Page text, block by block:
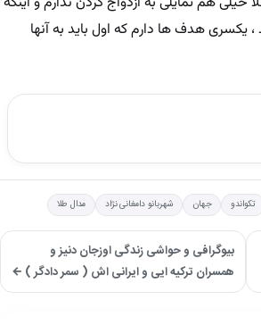
یکسری هدف ها دارم که اول باید به آنها
تکواندو جهان شهربانو دامغانی نژاد مدال طلا
بیوگرافی و حواشی زندگی اوزجان دنیز و
همسران ترکیه ایی و ایرانی اش ( سمر دادگر ) ←